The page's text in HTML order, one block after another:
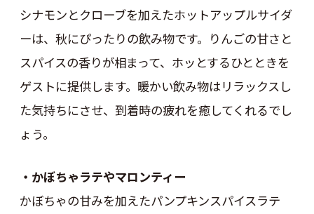
シナモンとクローブを加えたホットアップルサイダ
ーは、秋にぴったりの飲み物です。りんごの甘さと
スパイスの香りが相まって、ホッとするひとときを
ゲストに提供します。暖かい飲み物はリラックスし
た気持ちにさせ、到着時の疲れを癒してくれるでし
ょう。
・かぼちゃラテやマロンティー
かぼちゃの甘みを加えたパンプキンスパイスラテ